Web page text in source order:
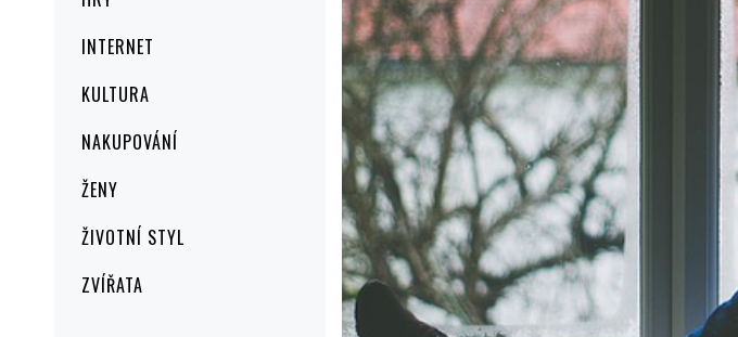
INTERNET
KULTURA
NAKUPOVÁNÍ
ŽENY
ŽIVOTNÍ STYL
ZVÍŘATA